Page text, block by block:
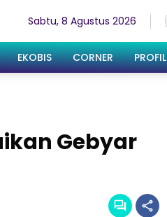
Sabtu, 8 Agustus 2026
EKOBIS CORNER PROFIL
Gebyar